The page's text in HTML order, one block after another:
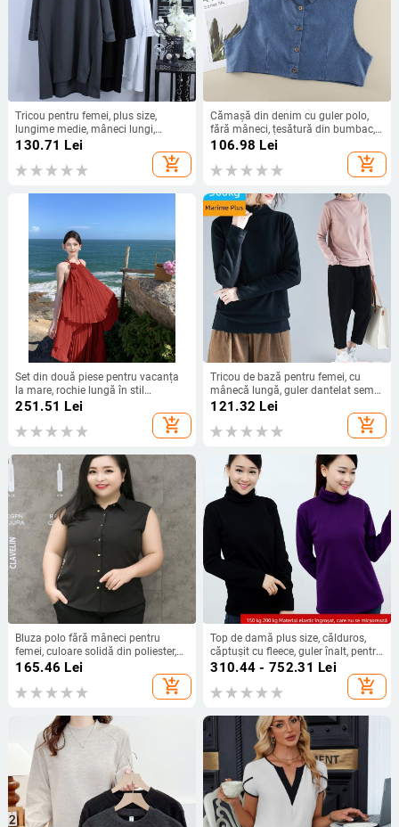
Tricou pentru femei, plus size,
lungime medie, mâneci lungi,
croială lejeră, țesătură groasă,
culoare solidă, confortabil ca top de
bază
130.71 Lei
add_shopping_cart
Cămașă din denim cu guler polo,
fără mâneci, țesătură din bumbac,
stil street fashionista
106.98 Lei
add_shopping_cart
Set din două piese pentru vacanța
la mare, rochie lungă în stil
franțuzesc, top fără bretele și fustă
plisată — poliester + fibră acrilică
251.51 Lei
add_shopping_cart
Tricou de bază pentru femei, cu
mânecă lungă, guler dantelat semi-
înalt, tricot, amestec bumbac-vată
90–95% cu spandex; toamna 2024
121.32 Lei
add_shopping_cart
Bluza polo fără mâneci pentru
femei, culoare solidă din poliester,
80–90% poliester, stil urban
165.46 Lei
add_shopping_cart
Top de damă plus size, călduros,
căptușit cu fleece, guler înalt, pentru
toamnă-iarnă
310.44 - 752.31 Lei
add_shopping_cart